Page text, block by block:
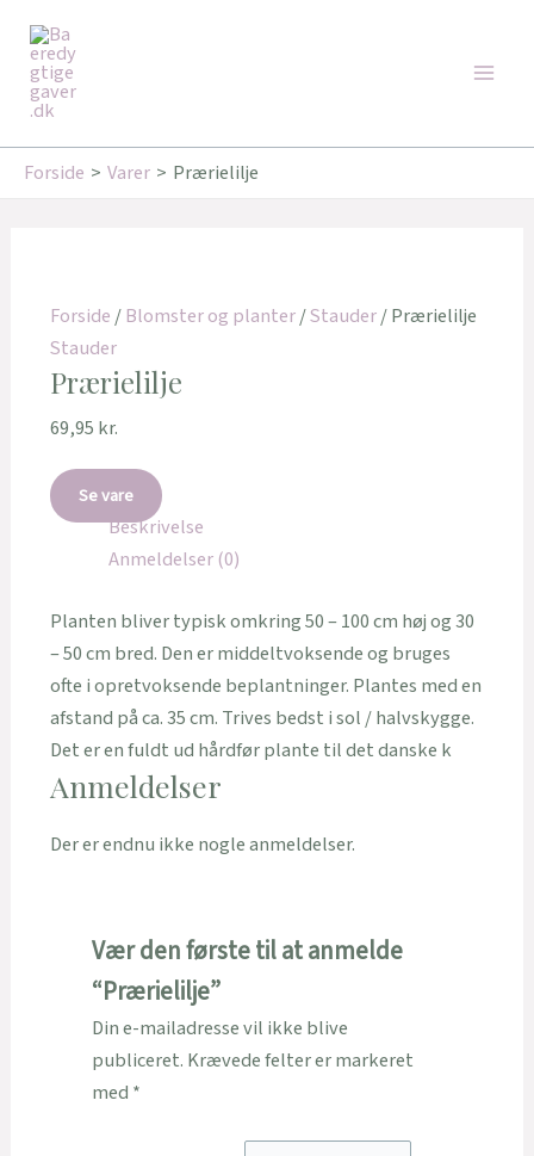
indholdet
Forside Varer Prærielilje
Forside/Blomster og planter/Stauder/ Prærielilje
Stauder
Prærielilje
69,95 kr.
Se vare
Beskrivelse
Anmeldelser (0)
Planten bliver typisk omkring 50 – 100 cm høj og 30
– 50 cm bred. Den er middeltvoksende og bruges
ofte i opretvoksende beplantninger. Plantes med en
afstand på ca. 35 cm. Trives bedst i sol / halvskygge.
Det er en fuldt ud hårdfør plante til det danske k
Anmeldelser
Der er endnu ikke nogle anmeldelser.
Vær den første til at anmelde
“Prærielilje”
Din e-mailadresse vil ikke blive
publiceret. Krævede felter er markeret
med *